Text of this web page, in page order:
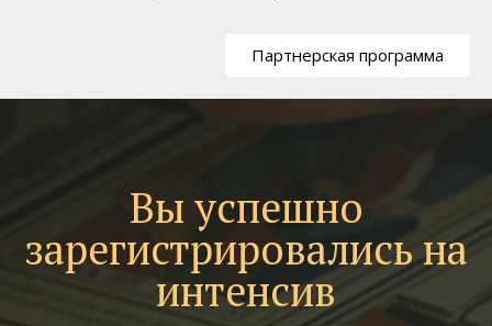
Партнерская программа
Вы успешно
зарегистрировались на
интенсив